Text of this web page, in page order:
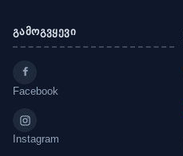
გამოგვყევი
Facebook
Instagram